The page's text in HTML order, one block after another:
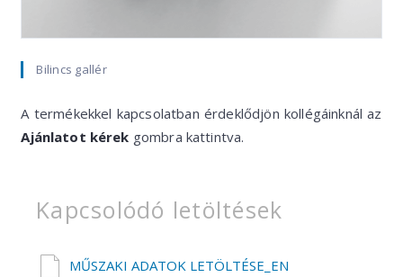
Bilincs gallér
A termékekkel kapcsolatban érdeklődjön kollégáinknál az
Ajánlatot kérek gombra kattintva.
Kapcsolódó letöltések
MŰSZAKI ADATOK LETÖLTÉSE_EN